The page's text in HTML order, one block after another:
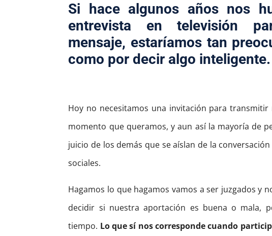
Si hace algunos años nos
entrevista en televisión
mensaje, estaríamos tan
como por decir algo inteligente.
Hoy no necesitamos una invitación para
momento que queramos, y aun así la mayoría de
juicio de los demás que se aíslan de la
sociales.
Hagamos lo que hagamos vamos a ser juzgados y
decidir si nuestra aportación es buena o mala,
tiempo. Lo que sí nos corresponde cuando